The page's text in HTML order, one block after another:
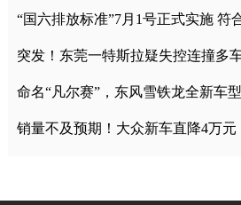
突发！东莞一特斯拉疑失控连撞多
命名“凡尔赛”，东风雪铁龙全新车
销量不及预期！大众新车直降4万元